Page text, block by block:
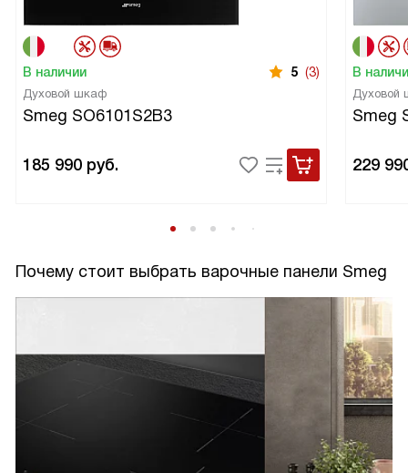
В наличии 5 (3)
Духовой шкаф
Smeg SO6101S2B3
185 990 руб.
В
Духовой
Smeg
229
Почему стоит выбрать варочные панели Smeg